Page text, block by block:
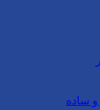
و ساده